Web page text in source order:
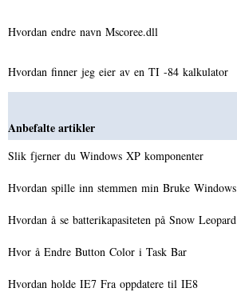
Hvordan endre navn Mscoree.dll
Hvordan finner jeg eier av en TI -84 kalkulator
Anbefalte artikler
Slik fjerner du Windows XP komponenter
Hvordan spille inn stemmen min Bruke Windows
Hvordan å se batterikapasiteten på Snow Leopard
Hvor å Endre Button Color i Task Bar
Hvordan holde IE7 Fra oppdatere til IE8